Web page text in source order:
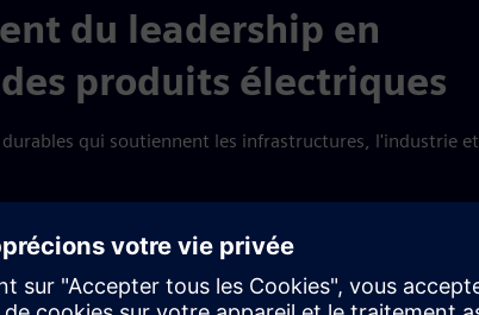
du leadership en
produits électriques
qui soutiennent les infrastructures, l'industrie et
infrastructures intelligentes